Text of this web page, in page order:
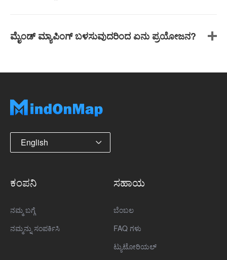
ಮೈಂಡ್ ಮ್ಯಾಪಿಂಗ್ ಬಳಸುವುದರಿಂದ ಏನು ಪ್ರಯೋಜನ?
English
ಕಂಪನಿ
ನಮ್ಮ ಬಗ್ಗೆ
ನಮ್ಮನ್ನು ಸಂಪರ್ಕಿಸಿ
ಸಹಾಯ
ಬೆಂಬಲ
FAQ ಗಳು
ಟ್ಯುಟೋರಿಯಲ್